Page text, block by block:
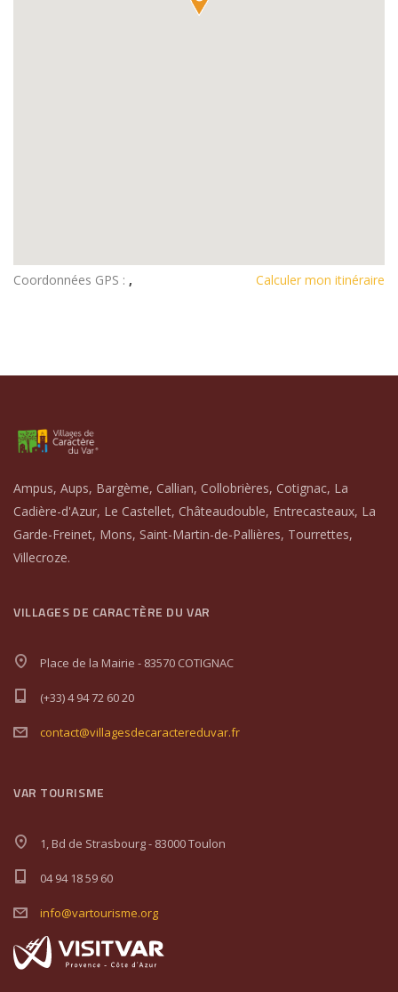
Coordonnées GPS : , Calculer mon itinéraire
Ampus, Aups, Bargème, Callian, Collobrières, Cotignac, La
Cadière-d'Azur, Le Castellet, Châteaudouble, Entrecasteaux, La
Garde-Freinet, Mons, Saint-Martin-de-Pallières, Tourrettes,
Villecroze.
VILLAGES DE CARACTÈRE DU VAR
Place de la Mairie - 83570 COTIGNAC
(+33) 4 94 72 60 20
contact@villagesdecaractereduvar.fr
VAR TOURISME
1, Bd de Strasbourg - 83000 Toulon
04 94 18 59 60
info@vartourisme.org